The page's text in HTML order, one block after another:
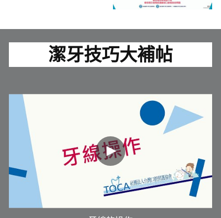
潔牙技巧大補帖